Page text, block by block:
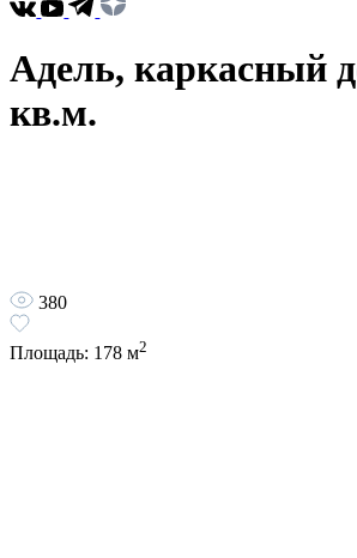
Адель, каркасный
кв.м.
380
Площадь: 178 м2